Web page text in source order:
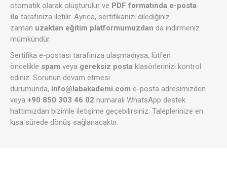
otomatik olarak oluşturulur ve PDF formatında e-posta
ile tarafınıza iletilir. Ayrıca, sertifikanızı dilediğiniz
zaman uzaktan eğitim platformumuzdan da indirmeniz
mümkündür.
Sertifika e-postası tarafınıza ulaşmadıysa, lütfen
öncelikle spam veya gereksiz posta klasörlerinizi kontrol
ediniz. Sorunun devam etmesi
durumunda, info@labakademi.com e-posta adresimizden
veya +90 850 303 46 02 numaralı WhatsApp destek
hattımızdan bizimle iletişime geçebilirsiniz. Taleplerinize en
kısa sürede dönüş sağlanacaktır.